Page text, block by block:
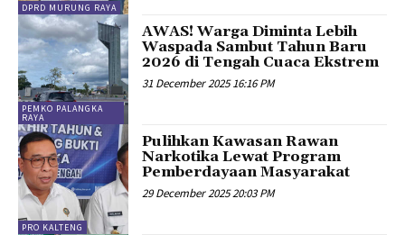
DPRD MURUNG RAYA
PEMKO PALANGKA
RAYA
AWAS! Warga Diminta Lebih
Waspada Sambut Tahun Baru
2026 di Tengah Cuaca Ekstrem
31 December 2025 16:16 PM
PRO KALTENG
Pulihkan Kawasan Rawan
Narkotika Lewat Program
Pemberdayaan Masyarakat
29 December 2025 20:03 PM